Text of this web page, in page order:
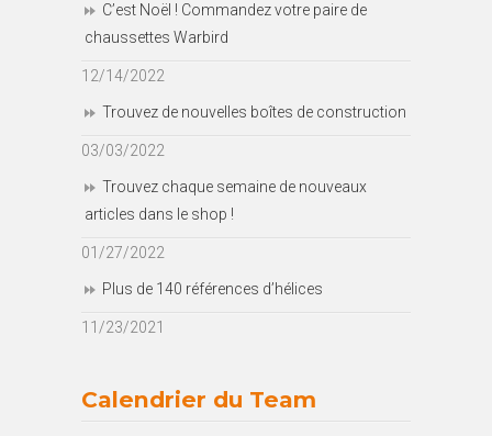
C’est Noël ! Commandez votre paire de
chaussettes Warbird
12/14/2022
Trouvez de nouvelles boîtes de construction
03/03/2022
Trouvez chaque semaine de nouveaux
articles dans le shop !
01/27/2022
Plus de 140 références d’hélices
11/23/2021
Calendrier du Team